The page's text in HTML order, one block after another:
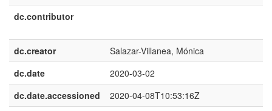
dc.contributor
dc.creator
Salazar-Villanea, Mónica
dc.date
2020-03-02
dc.date.accessioned
2020-04-08T10:53:16Z